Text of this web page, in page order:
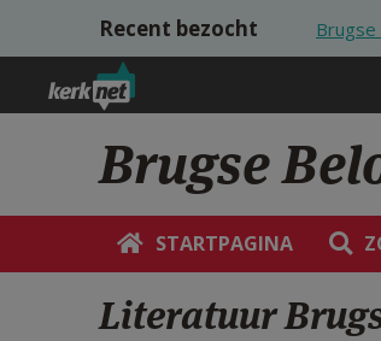
Overslaan en naar de inhoud gaan
Recent bezocht
Brugse
STARTPAGINA
Literatuur